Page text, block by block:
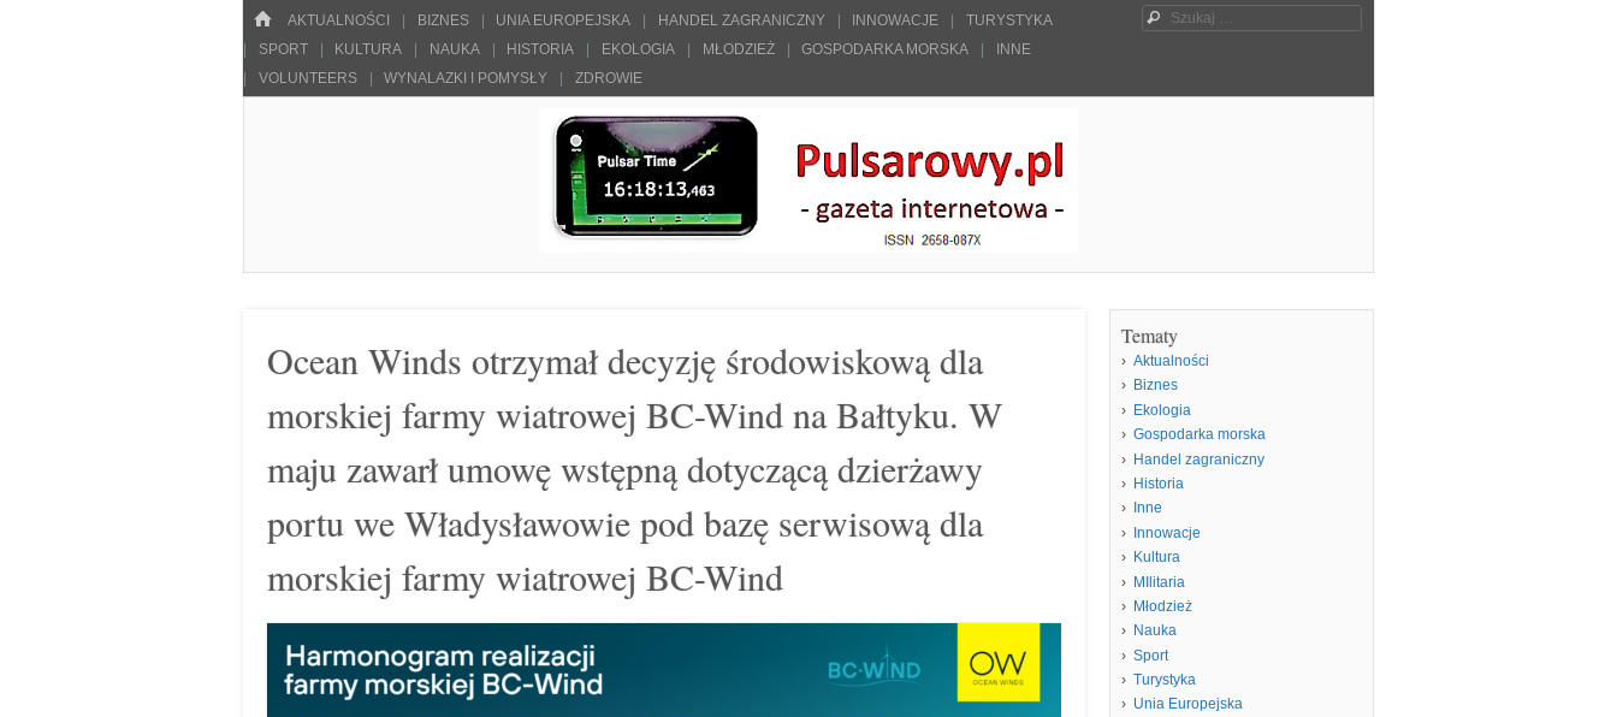
HOME
Menu
SKOCZ DO TREŚCI
AKTUALNOŚCI BIZNES UNIA EUROPEJSKA HANDEL ZAGRANICZNY INNOWACJE
TURYSTYKA
SPORT
KULTURA NAUKA HISTORIA EKOLOGIA MŁODZIEŻ GOSPODARKA MORSKA
INNE
VOLUNTEERS
WYNALAZKI I POMYSŁY ZDROWIE
Szukaj
Ocean Winds otrzymał decyzję środowiskową dla
morskiej farmy wiatrowej BC-Wind na Bałtyku. W
maju zawarł umowę wstępną dotyczącą dzierżawy
portu we Władysławowie pod bazę serwisową dla
morskiej farmy wiatrowej BC-Wind
Tematy
Aktualności
Biznes
Ekologia
Gospodarka morska
Handel zagraniczny
Historia
Inne
Innowacje
Kultura
MIlitaria
Młodzież
Nauka
Sport
Turystyka
Unia Europejska